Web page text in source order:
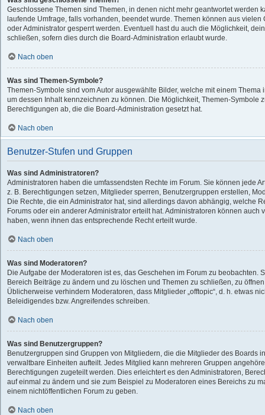
Geschlossene Themen sind Themen, in denen nicht mehr geantwortet werden
laufende Umfrage, falls vorhanden, beendet wurde. Themen können aus
oder Administrator gesperrt werden. Eventuell hast du auch die Möglichkeit,
schließen, sofern dies durch die Board-Administration erlaubt wurde.
Nach oben
Was sind Themen-Symbole?
Themen-Symbole sind vom Autor ausgewählte Bilder, welche mit einem Thema
um dessen Inhalt kennzeichnen zu können. Die Möglichkeit, Themen-Symbole
Berechtigungen ab, die die Board-Administration gesetzt hat.
Nach oben
Benutzer-Stufen und Gruppen
Was sind Administratoren?
Administratoren haben die umfassendsten Rechte im Forum. Sie können jede
z. B. Berechtigungen setzen, Mitglieder sperren, Benutzergruppen erstellen,
Die Rechte, die ein Administrator hat, sind allerdings davon abhängig, welche
Forums oder ein anderer Administrator erteilt hat. Administratoren können
haben, wenn ihnen das entsprechende Recht erteilt wurde.
Nach oben
Was sind Moderatoren?
Die Aufgabe der Moderatoren ist es, das Geschehen im Forum zu beobachten.
Bereich Beiträge zu ändern und zu löschen und Themen zu schließen, zu
Üblicherweise verhindern Moderatoren, dass Mitglieder „offtopic“, d. h. etwas
Beleidigendes bzw. Angreifendes schreiben.
Nach oben
Was sind Benutzergruppen?
Benutzergruppen sind Gruppen von Mitgliedern, die die Mitglieder des Boards
verwaltbare Einheiten aufteilt. Jedes Mitglied kann mehreren Gruppen
Berechtigungen zugeteilt werden. Dies erleichtert es den Administratoren,
auf einmal zu ändern und sie zum Beispiel zu Moderatoren eines Bereichs zu
einem nichtöffentlichen Forum zu geben.
Nach oben